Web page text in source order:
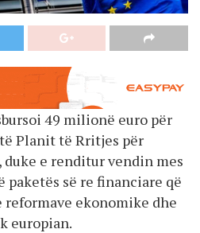
49 milionë euro për
Planit të Rritjes për
e renditur vendin mes
paketës së re financiare që
ekonomike dhe
europian.